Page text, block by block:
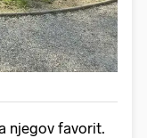
njegov favorit.